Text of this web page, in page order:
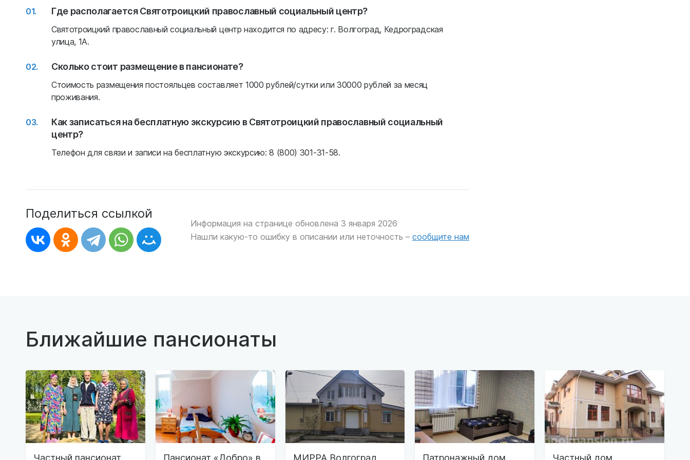
Где располагается Святотроицкий православный социальный центр?
Святотроицкий православный социальный центр находится по адресу: г. Волгоград, Кедроградская
улица, 1А.
Сколько стоит размещение в пансионате?
Стоимость размещения постояльцев составляет 1000 рублей/сутки или 30000 рублей за месяц
проживания.
Как записаться на бесплатную экскурсию в Святотроицкий православный социальный
центр?
Телефон для связи и записи на бесплатную экскурсию: 8 (800) 301-31-58.
Поделиться ссылкой
Информация на странице обновлена 3 января 2026
Нашли какую-то ошибку в описании или неточность – сообщите нам
Ближайшие пансионаты
Частный пансионат Пансионат «Добро» в МИРРА Волгоград Патронажный дом Частный дом